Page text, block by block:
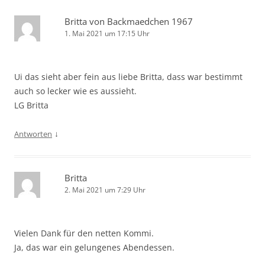
Britta von Backmaedchen 1967
1. Mai 2021 um 17:15 Uhr
Ui das sieht aber fein aus liebe Britta, dass war bestimmt
auch so lecker wie es aussieht.
LG Britta
Antworten ↓
Britta
2. Mai 2021 um 7:29 Uhr
Vielen Dank für den netten Kommi.
Ja, das war ein gelungenes Abendessen.